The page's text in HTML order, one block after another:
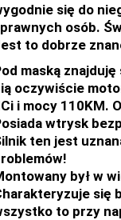
się do
osób.
to dobrze
maską
oczywiście
i mocy 110KM.
wtrysk
ten jest
był w
się
to przy